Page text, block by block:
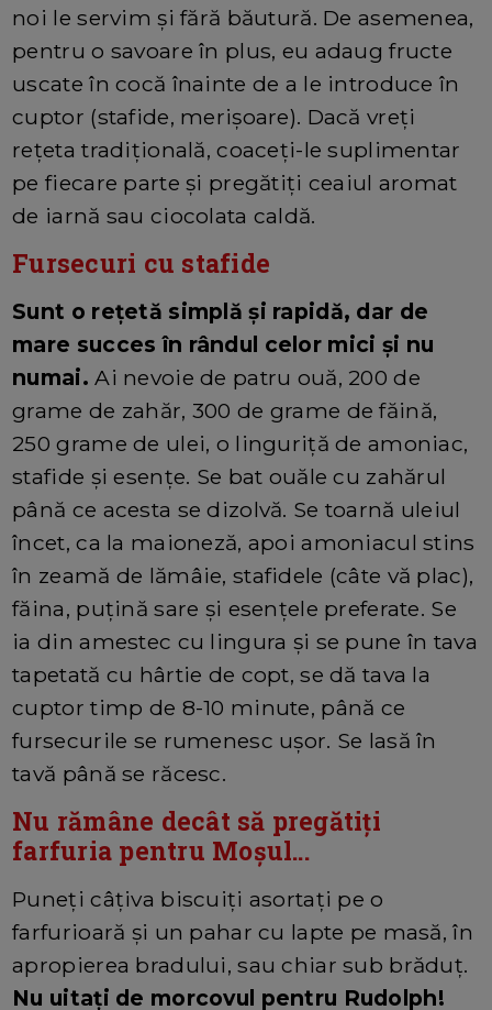
noi le servim și fără băutură. De asemenea,
pentru o savoare în plus, eu adaug fructe
uscate în cocă înainte de a le introduce în
cuptor (stafide, merișoare). Dacă vreți
rețeta tradițională, coaceți-le suplimentar
pe fiecare parte și pregătiți ceaiul aromat
de iarnă sau ciocolata caldă.
Fursecuri cu stafide
Sunt o rețetă simplă și rapidă, dar de
mare succes în rândul celor mici și nu
numai. Ai nevoie de patru ouă, 200 de
grame de zahăr, 300 de grame de făină,
250 grame de ulei, o linguriță de amoniac,
stafide și esențe. Se bat ouăle cu zahărul
până ce acesta se dizolvă. Se toarnă uleiul
încet, ca la maioneză, apoi amoniacul stins
în zeamă de lămâie, stafidele (câte vă plac),
făina, puțină sare și esențele preferate. Se
ia din amestec cu lingura și se pune în tava
tapetată cu hârtie de copt, se dă tava la
cuptor timp de 8-10 minute, până ce
fursecurile se rumenesc ușor. Se lasă în
tavă până se răcesc.
Nu rămâne decât să pregătiți
farfuria pentru Moșul...
Puneți câțiva biscuiți asortați pe o
farfurioară și un pahar cu lapte pe masă, în
apropierea bradului, sau chiar sub brăduț.
Nu uitați de morcovul pentru Rudolph!